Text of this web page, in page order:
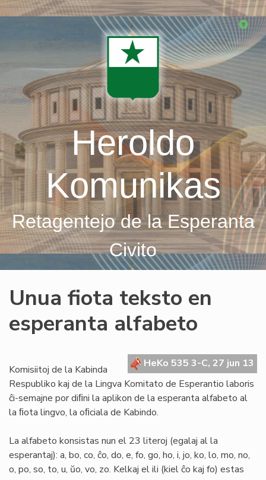
Skip
Heroldo
Komunikas
Retagentejo de la Esperanta
Civito
Unua fiota teksto en
esperanta alfabeto
HeKo 535 3-C, 27 jun 13
Komisiitoj de la Kabinda
Respubliko kaj de la Lingva Komitato de Esperantio laboris
ĉi-semajne por diﬁni la aplikon de la esperanta alfabeto al
la ﬁota lingvo, la oﬁciala de Kabindo.
La alfabeto konsistas nun el 23 literoj (egalaj al la
esperantaj): a, bo, co, ĉo, do, e, fo, go, ho, i, jo, ko, lo, mo, no,
o, po, so, to, u, ŭo, vo, zo. Kelkaj el ili (kiel ĉo kaj fo) estas